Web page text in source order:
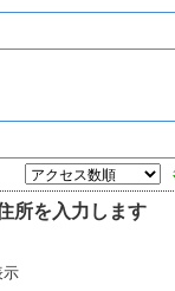
所を入力します
示